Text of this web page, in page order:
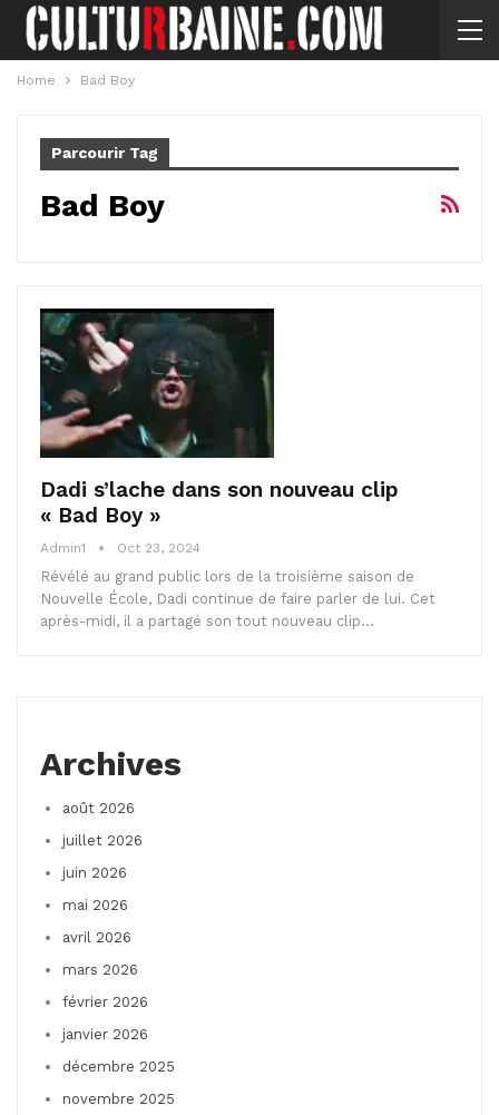
Home Bad Boy
Parcourir Tag
Bad Boy
Dadi s’lache dans son nouveau clip
« Bad Boy »
Admin1 Oct 23, 2024
Révélé au grand public lors de la troisième saison de
Nouvelle École, Dadi continue de faire parler de lui. Cet
après-midi, il a partagé son tout nouveau clip…
Archives
août 2026
juillet 2026
juin 2026
mai 2026
avril 2026
mars 2026
février 2026
janvier 2026
décembre 2025
novembre 2025